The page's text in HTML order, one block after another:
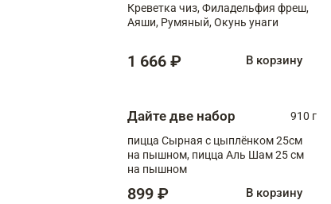
Креветка чиз, Филадельфия фреш,
Аяши, Румяный, Окунь унаги
1 666 ₽ В корзину
Дайте две набор
910 г
пицца Сырная с цыплёнком 25см
на пышном, пицца Аль Шам 25 см
на пышном
899 ₽ В корзину